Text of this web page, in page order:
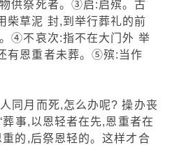
供祭死者。③启:启殡。古
柴草泥 封,到举行葬礼的前
④不哀次:指不在大门外 举
有恩重者未葬。⑤殡:当作
同月而死,怎么办呢? 操办丧
事,以恩轻者在先,恩重者在
的,后祭恩轻的。这样才合